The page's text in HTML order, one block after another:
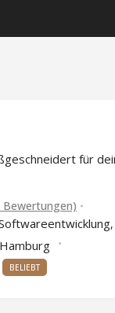
für
Bewertungen)
,
Hamburg
BELIEBT